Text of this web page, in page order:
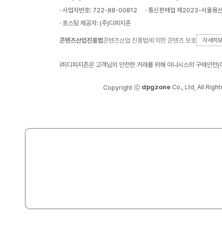
· 사업자번호: 722-88-00812
· 통신판매업 제2023-서울
· 호스팅 제공자: (주)디피지존
콘텐츠산업진흥법콘텐츠산업 진흥법에 의한 콘텐츠 보호 자세히
㈜디피지존은 고객님의 안전한 거래를 위해 이니시스의 구매안전
Copyright ⓒ dpgzone Co., Ltd, All